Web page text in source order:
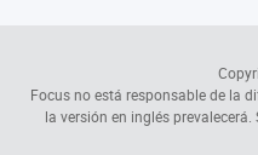
Focus no está responsable de la
la versión en inglés